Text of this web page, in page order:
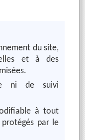
du site,
et à des
ni de suivi
à tout
par le